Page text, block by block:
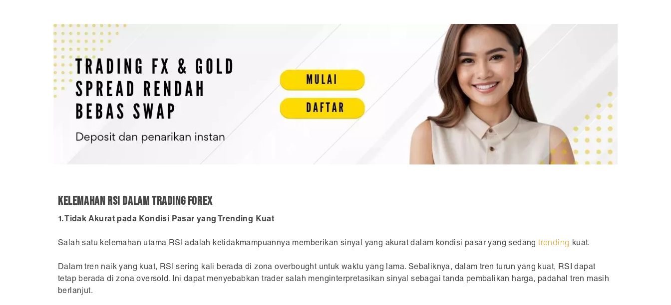
Kelemahan RSI dalam Trading Forex
1. Tidak Akurat pada Kondisi Pasar yang Trending Kuat
Salah satu kelemahan utama RSI adalah ketidakmampuannya memberikan sinyal yang akurat dalam kondisi pasar yang sedangtrending kuat.
Dalam tren naik yang kuat, RSI sering kali berada di zona overbought untuk waktu yang lama. Sebaliknya, dalam tren turun yang kuat, RSI dapat
tetap berada di zona oversold. Ini dapat menyebabkan trader salah menginterpretasikan sinyal sebagai tanda pembalikan harga, padahal tren masih
berlanjut.